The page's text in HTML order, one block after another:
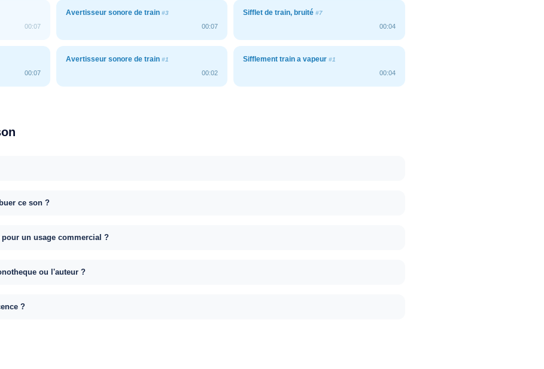
00:07
Avertisseur sonore de train #3
00:07
Sifflet de train, bruité#7
00:04
00:07
Avertisseur sonore de train #1
00:02
Sifflement train a vapeur#1
00:04
ce son ?
un usage commercial ?
ou l'auteur ?
?